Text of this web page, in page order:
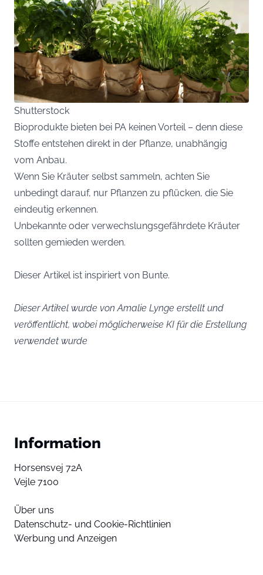
Shutterstock
Bioprodukte bieten bei PA keinen Vorteil – denn diese
Stoffe entstehen direkt in der Pflanze, unabhängig
vom Anbau.
Wenn Sie Kräuter selbst sammeln, achten Sie
unbedingt darauf, nur Pflanzen zu pflücken, die Sie
eindeutig erkennen.
Unbekannte oder verwechslungsgefährdete Kräuter
sollten gemieden werden.
Dieser Artikel ist inspiriert von Bunte.
Dieser Artikel wurde von Amalie Lynge erstellt und
veröffentlicht, wobei möglicherweise KI für die Erstellung
verwendet wurde
Information
Horsensvej 72A
Vejle 7100
Über uns
Datenschutz- und Cookie-Richtlinien
Werbung und Anzeigen